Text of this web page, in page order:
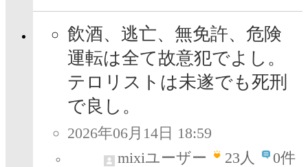
飲酒、逃亡、無免許、危険
運転は全て故意犯でよし。
テロリストは未遂でも死刑
で良し。
2026年06月14日 18:59
mixiユーザー
23人 0件